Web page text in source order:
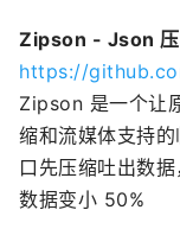
Zipson - Json 压
https://
Zipson 是一个让
缩和流媒体支持
口先压缩吐出数
数据变小 50%